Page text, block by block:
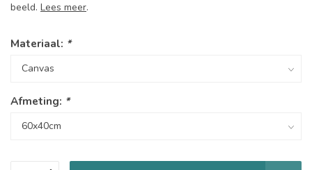
beeld. Lees meer.
Materiaal: *
Afmeting: *